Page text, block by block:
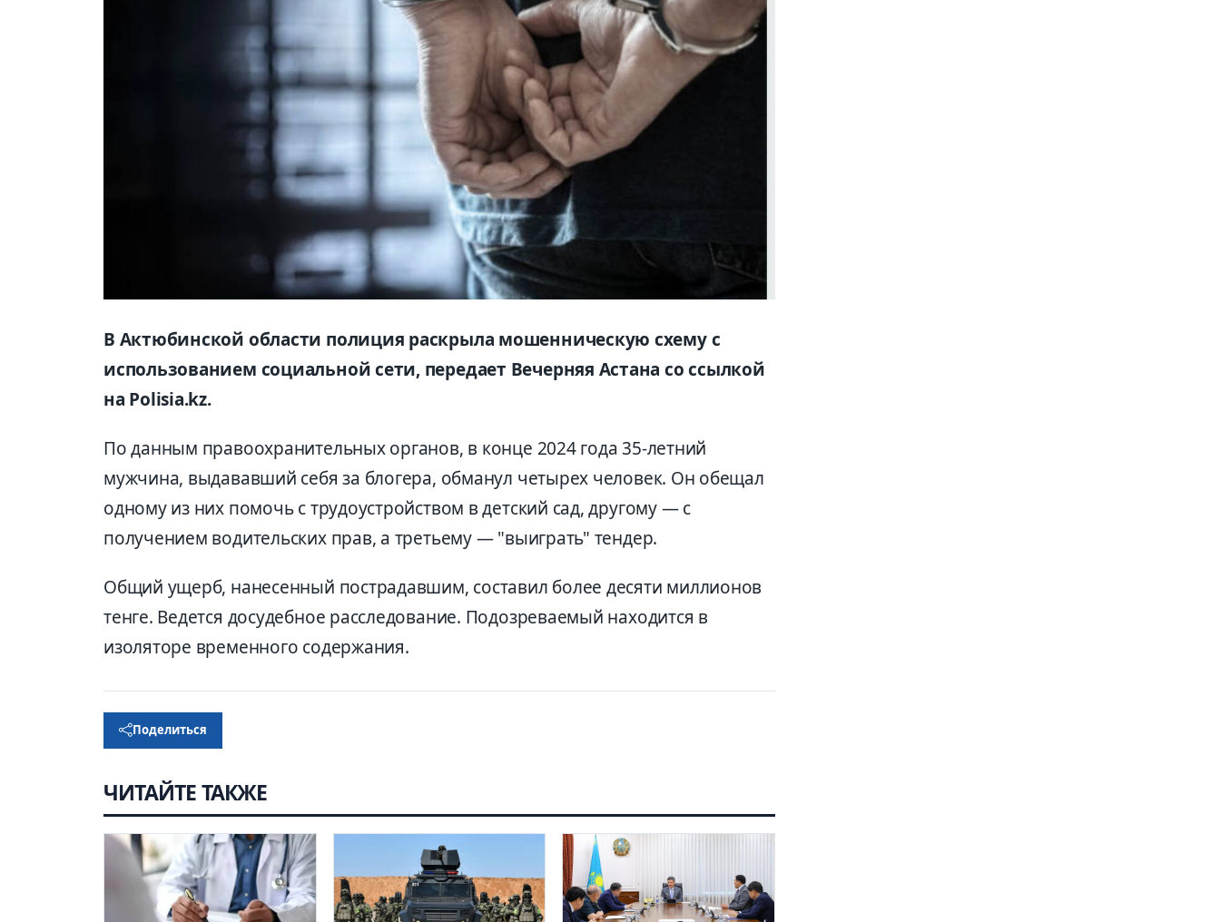
В Актюбинской области полиция раскрыла мошенническую схему с
использованием социальной сети, передает Вечерняя Астана со ссылкой
на Polisia.kz.
По данным правоохранительных органов, в конце 2024 года 35-летний
мужчина, выдававший себя за блогера, обманул четырех человек. Он обещал
одному из них помочь с трудоустройством в детский сад, другому — с
получением водительских прав, а третьему — "выиграть" тендер.
Общий ущерб, нанесенный пострадавшим, составил более десяти миллионов
тенге. Ведется досудебное расследование. Подозреваемый находится в
изоляторе временного содержания.
Поделиться
ЧИТАЙТЕ ТАКЖЕ